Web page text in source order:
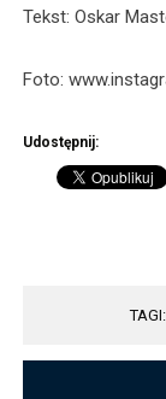
Tekst: Oskar
Foto:
Udostępnij:
TAGI: